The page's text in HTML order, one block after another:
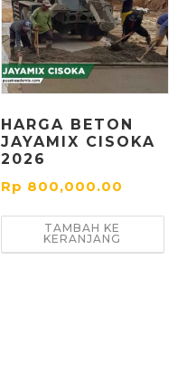
HARGA BETON
JAYAMIX CISOKA
2026
Rp 800,000.00
TAMBAH KE
KERANJANG